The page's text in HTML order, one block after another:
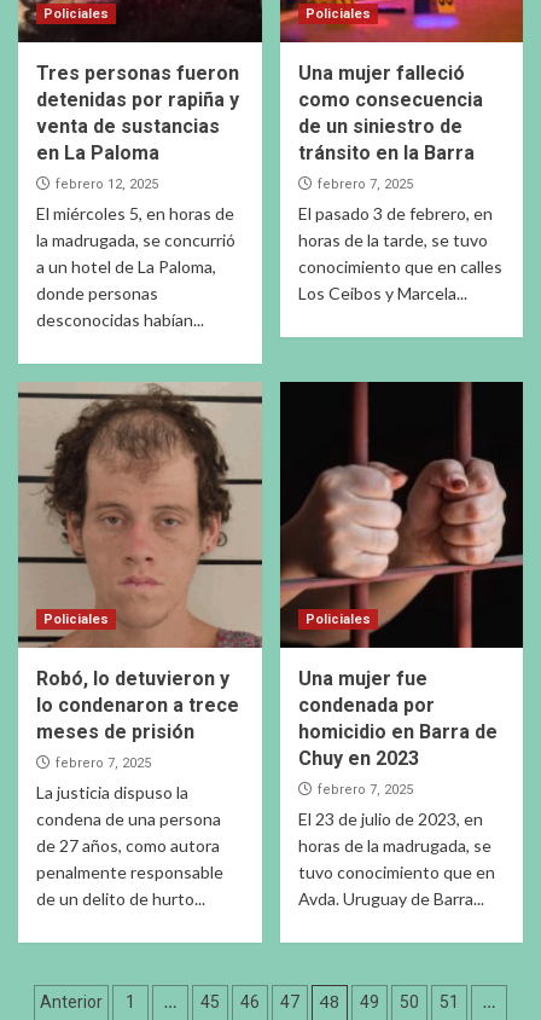
Policiales
Tres personas fueron
detenidas por rapiña y
venta de sustancias
en La Paloma
febrero 12, 2025
El miércoles 5, en horas de
la madrugada, se concurrió
a un hotel de La Paloma,
donde personas
desconocidas habían...
Policiales
Una mujer falleció
como consecuencia
de un siniestro de
tránsito en la Barra
febrero 7, 2025
El pasado 3 de febrero, en
horas de la tarde, se tuvo
conocimiento que en calles
Los Ceibos y Marcela...
Policiales
Robó, lo detuvieron y
lo condenaron a trece
meses de prisión
febrero 7, 2025
La justicia dispuso la
condena de una persona
de 27 años, como autora
penalmente responsable
de un delito de hurto...
Policiales
Una mujer fue
condenada por
homicidio en Barra de
Chuy en 2023
febrero 7, 2025
El 23 de julio de 2023, en
horas de la madrugada, se
tuvo conocimiento que en
Avda. Uruguay de Barra...
Paginación
Anterior 1 … 45 46 47 48 49 50 51 …